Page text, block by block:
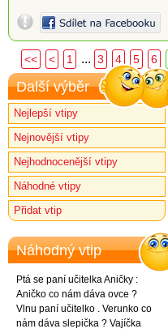
<< < 1 ... 3 4 5 6
Další výběr
Nejlepší vtipy
Nejnovější vtipy
Nejhodnocenější vtipy
Náhodné vtipy
Přidat vtip
Náhodný vtip
Ptá se paní učitelka Aničky :
Aničko co nám dáva ovce ?
Vlnu paní učitelko . Verunko co
nám dáva slepička ? Vajíčka